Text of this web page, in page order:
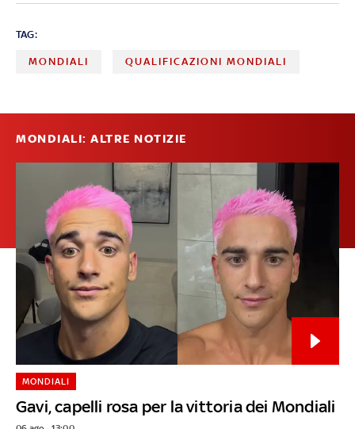
TAG:
MONDIALI QUALIFICAZIONI MONDIALI
MONDIALI: ALTRE NOTIZIE
Gavi, capelli rosa per la vittoria dei Mondiali
MONDIALI